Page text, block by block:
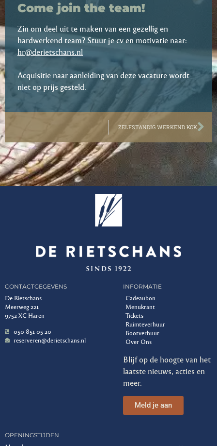
Come join the team!
Zin om deel uit te maken van een gezellig en
hardwerkend team? Stuur je cv en motivatie naar:
hr@derietschans.nl
Acquisitie naar aanleiding van deze vacature wordt
niet op prijs gesteld.
ZELFSTANDIG WERKEND KOK
CONTACTGEGEVENS
De Rietschans
Meerweg 221
9752 XC Haren
050 851 05 20
reserveren@derietschans.nl
INFORMATIE
Cadeaubon
Menukrant
Tickets
Ruimteverhuur
Bootverhuur
Over Ons
Blijf op de hoogte van het
laatste nieuws, acties en
meer.
Meld je aan
OPENINGSTIJDEN